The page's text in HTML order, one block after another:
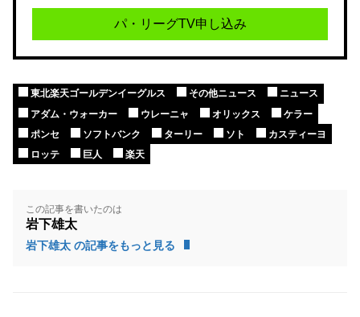
パ・リーグTV申し込み
東北楽天ゴールデンイーグルス その他ニュース
ニュース
アダム・ウォーカー
ウレーニャ オリックス
ケラー
ポンセ
ソフトバンク ターリー ソト
カスティーヨ
ロッテ
巨人 楽天
この記事を書いたのは
岩下雄太
岩下雄太 の記事をもっと見る